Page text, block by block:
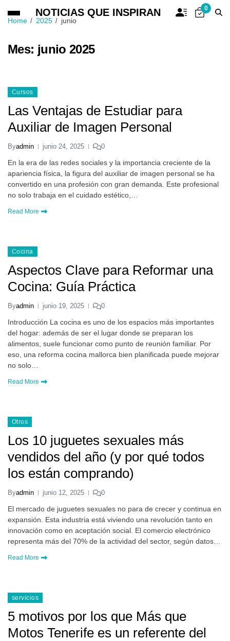
NOTICIAS QUE INSPIRAN 0
Home 2025 junio
Mes: junio 2025
Cursos
Las Ventajas de Estudiar para
Auxiliar de Imagen Personal
Byadmin junio 24, 2025 0
En la era de las redes sociales y la importancia creciente de la
apariencia física, la figura del auxiliar de imagen personal se ha
convertido en una profesión con gran demanda. Este profesional
no solo trabaja en el cuidado estético,…
Read More
Cocina
Aspectos Clave para Reformar una
Cocina: Guía Práctica
Byadmin junio 19, 2025 0
Introducción La cocina es uno de los espacios más importantes
del hogar: además de ser el lugar donde se preparan los
alimentos, suele funcionar como punto de reunión familiar. Por
eso, una reforma cocina mallorca bien planificada puede mejorar
no solo…
Read More
Otros
Los 10 juguetes sexuales más
vendidos del año (y por qué todos
los están comprando)
Byadmin junio 12, 2025 0
El mercado de juguetes sexuales no para de crecer y continua en
expansión. Esta industria está viviendo una revolución tanto en
innovación como en aceptación social. El comercio electrónico
representa más del 70% de la actividad del sector, según datos…
Read More
servicios
5 motivos por los que Más que
Motos Tenerife es un referente del